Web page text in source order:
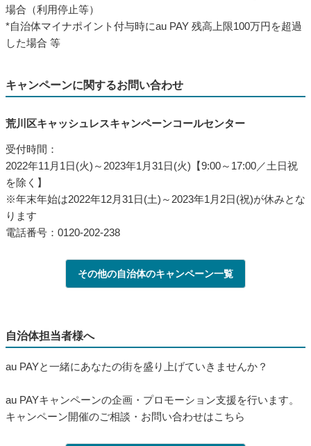
場合（利用停止等）
*自治体マイナポイント付与時にau PAY 残高上限100万円を超過
した場合 等
キャンペーンに関するお問い合わせ
荒川区キャッシュレスキャンペーンコールセンター
受付時間：
2022年11月1日(火)～2023年1月31日(火)【9:00～17:00／土日祝
を除く】
※年末年始は2022年12月31日(土)～2023年1月2日(祝)が休みとな
ります
電話番号：0120-202-238
その他の自治体のキャンペーン一覧
自治体担当者様へ
au PAYと一緒にあなたの街を盛り上げていきませんか？
au PAYキャンペーンの企画・プロモーション支援を行います。
キャンペーン開催のご相談・お問い合わせはこちら